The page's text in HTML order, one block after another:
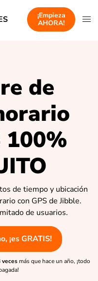
¡Empieza
AHORA!
de
100%
de tiempo y ubicación
con GPS de Jibble.
de usuarios.
¡es GRATIS!
veces más que hace un año, ¡todo